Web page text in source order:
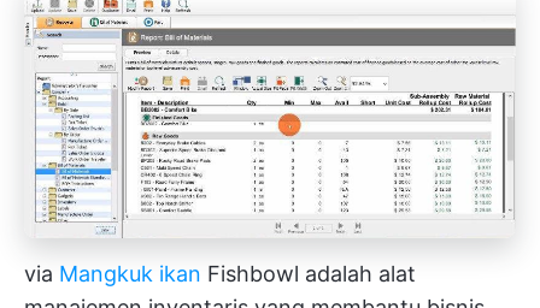
via Mangkuk ikan Fishbowl adalah alat